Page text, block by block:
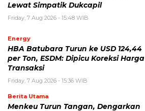
Lewat Simpatik Dukcapil
Friday, 7 Aug 2026 - 15:48 WIB
Energy
HBA Batubara Turun ke USD 124,44
per Ton, ESDM: Dipicu Koreksi Harga
Transaksi
Friday, 7 Aug 2026 - 15:36 WIB
Berita Utama
Menkeu Turun Tangan, Dengarkan